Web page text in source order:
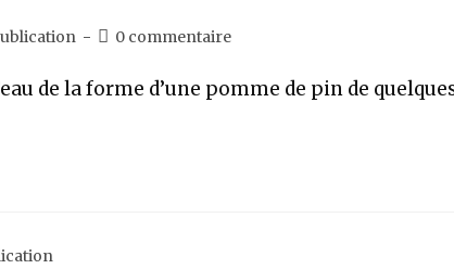
0 commentaire
de la forme d’une pomme de pin de